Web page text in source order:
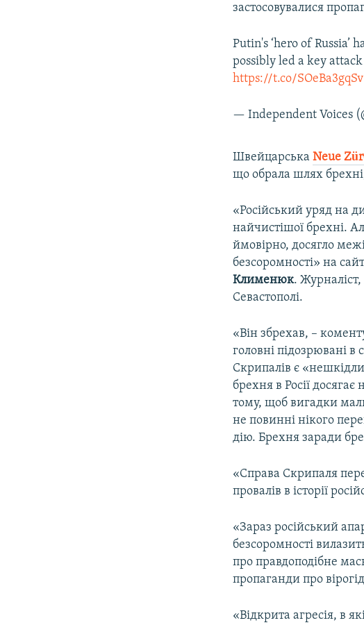
застосовувалися
Putin's ‘hero of Russia’
possibly led a key
https://t.co/SOeBa3gqSv
— Independent Voices
ШвейцарськаNeue
що обрала шлях
«Російський уряд на
найчистішої брехні.
ймовірно, досягло
безсоромності» на
Клименюк.
Севастополі.
«Він збрехав, –
головні підозрювані в
Скрипалів є
брехня в Росії досягає
тому, щоб вигадки
не повинні нікого
дію. Брехня заради
«Справа Скрипаля
провалів в історії
«Зараз російський
безсоромності
про правдоподібне
пропаганди про
«Відкрита агресія, в